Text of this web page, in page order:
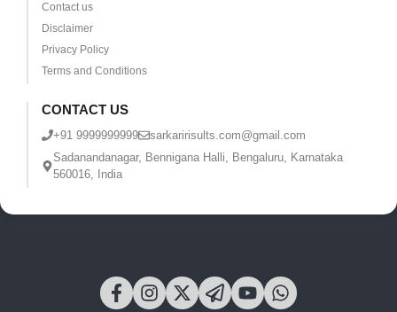
Contact us
Disclaimer
Privacy Policy
Terms and Conditions
CONTACT US
+91 9999999999
sarkaririsults.com@gmail.com
Sadanandanagar, Bennigana Halli, Bengaluru, Karnataka
560016, India